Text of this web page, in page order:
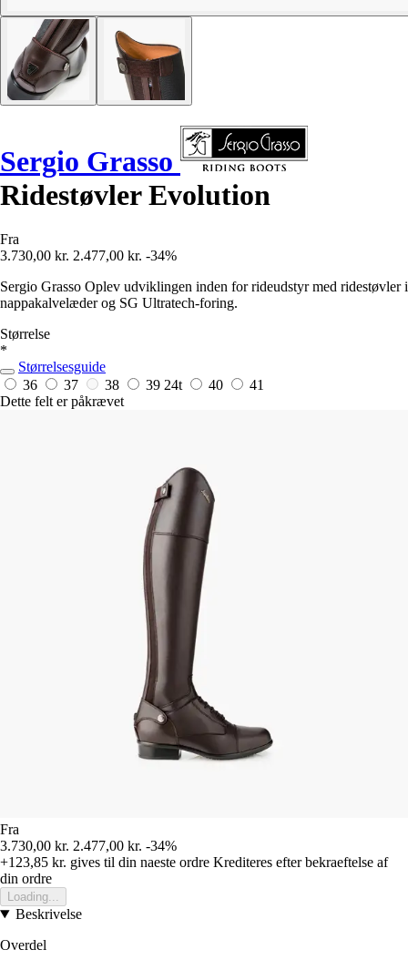
Sergio Grasso
Ridestøvler Evolution
Fra
3.730,00 kr. 2.477,00 kr. -34%
Sergio Grasso Oplev udviklingen inden for rideudstyr med ridestøvler i
nappakalvelæder og SG Ultratech-foring.
Størrelse
*
Størrelsesguide
36
37 38 39 24t 40
41
Dette felt er påkrævet
Fra
3.730,00 kr. 2.477,00 kr. -34%
+123,85 kr. gives til din naeste ordre Krediteres efter bekraeftelse af
din ordre
Loading...
Beskrivelse
Overdel